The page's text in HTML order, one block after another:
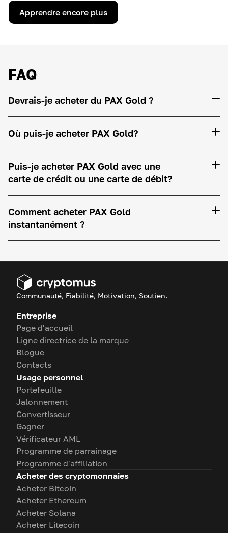
Apprendre encore plus
FAQ
Devrais-je acheter du PAX Gold ?
Où puis-je acheter PAX Gold?
Puis-je acheter PAX Gold avec une
carte de crédit ou une carte de débit?
Comment acheter PAX Gold
instantanément ?
Communauté, Fiabilité, Motivation, Soutien.
Entreprise
Page d'accueil
Ligne directrice de la marque
Blogue
Contacts
Usage personnel
Portefeuille
Jalonnement
Convertisseur
Gagner
Vérificateur AML
Programme de parrainage
Programme d'affiliation
Acheter des cryptomonnaies
Acheter Bitcoin
Acheter Ethereum
Acheter Solana
Acheter Litecoin